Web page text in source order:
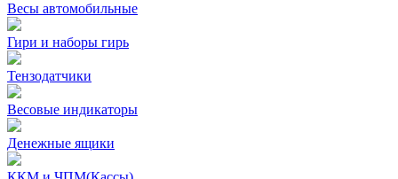
Весы автомобильные
Гири и наборы гирь
Тензодатчики
Весовые индикаторы
Денежные ящики